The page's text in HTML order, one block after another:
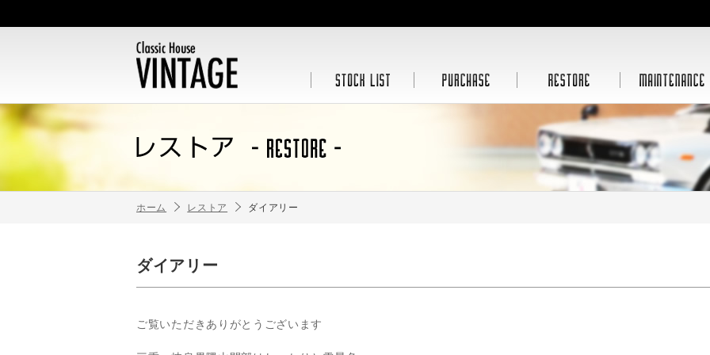
ホーム レストア ダイアリー
ダイアリー
ご覧いただきありがとうございます